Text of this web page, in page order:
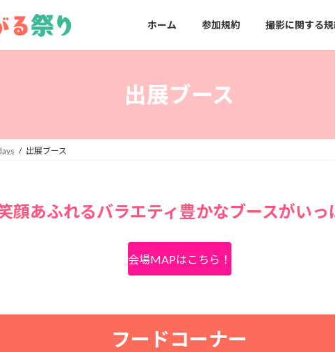
ホーム 参加規約 撮影に関する規
出展ブース
出展ブース
顔あふれるバラエティ豊かなブースがいっ
会場MAPはこちら！
フードコーナー